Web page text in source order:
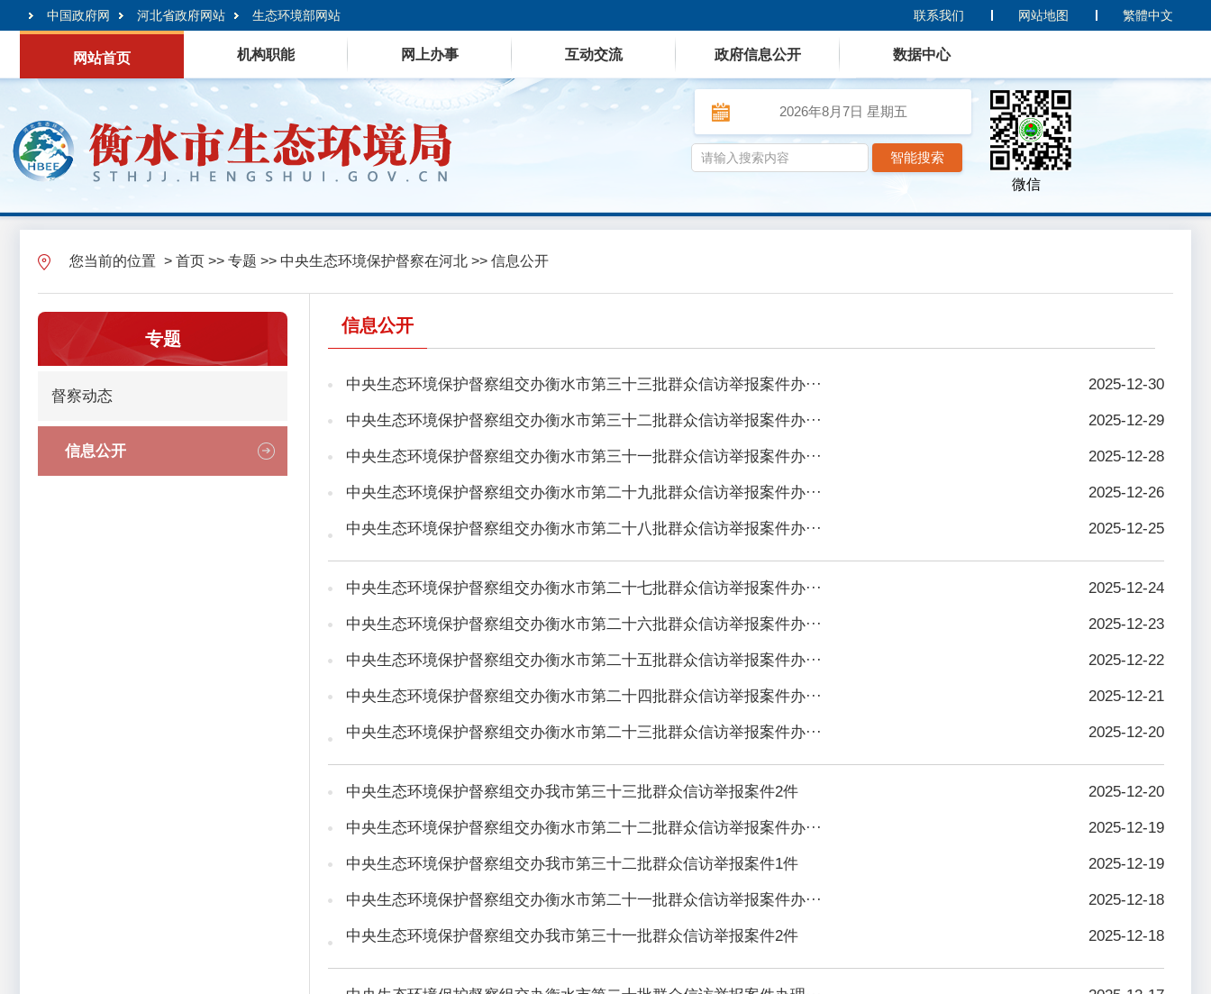
中国政府网 河北省政府网站 生态环境部网站 繁體中文
网站地图
联系我们
网站首页 机构职能 网上办事 互动交流 政府信息公开 数据中心
2026年8月7日 星期五
微信
您当前的位置 > 首页 >> 专题 >> 中央生态环境保护督察在河北 >> 信息公开
专题
督察动态
信息公开
信息公开
中央生态环境保护督察组交办衡水市第三十三批群众信访举报案件办··· 2025-12-30
中央生态环境保护督察组交办衡水市第三十二批群众信访举报案件办··· 2025-12-29
中央生态环境保护督察组交办衡水市第三十一批群众信访举报案件办··· 2025-12-28
中央生态环境保护督察组交办衡水市第二十九批群众信访举报案件办··· 2025-12-26
中央生态环境保护督察组交办衡水市第二十八批群众信访举报案件办··· 2025-12-25
中央生态环境保护督察组交办衡水市第二十七批群众信访举报案件办··· 2025-12-24
中央生态环境保护督察组交办衡水市第二十六批群众信访举报案件办··· 2025-12-23
中央生态环境保护督察组交办衡水市第二十五批群众信访举报案件办··· 2025-12-22
中央生态环境保护督察组交办衡水市第二十四批群众信访举报案件办··· 2025-12-21
中央生态环境保护督察组交办衡水市第二十三批群众信访举报案件办··· 2025-12-20
中央生态环境保护督察组交办我市第三十三批群众信访举报案件2件 2025-12-20
中央生态环境保护督察组交办衡水市第二十二批群众信访举报案件办··· 2025-12-19
中央生态环境保护督察组交办我市第三十二批群众信访举报案件1件 2025-12-19
中央生态环境保护督察组交办衡水市第二十一批群众信访举报案件办··· 2025-12-18
中央生态环境保护督察组交办我市第三十一批群众信访举报案件2件 2025-12-18